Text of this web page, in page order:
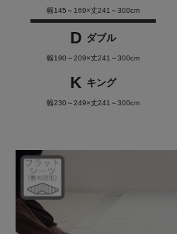
幅145～169×丈241～300cm
D ダブル
幅190～209×丈241～300cm
K キング
幅230～249×丈241～300cm